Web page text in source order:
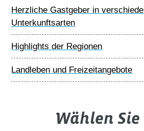
Herzliche Gastgeber in
Unterkunftsarten
Highlights der Regionen
Landleben und Freizeitangebote
Wählen